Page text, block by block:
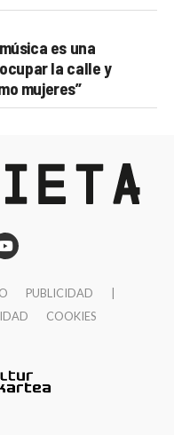
es una
la calle y
mujeres”
PUBLICIDAD
COOKIES